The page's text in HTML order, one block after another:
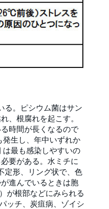
る。ピシウム菌はサン
、根腐れを起こす。
時間が長くなるので
生し、年中いずれか
最も感染しやすいの
要がある。水ミチに
定形、リング状で、色
進んでいるときは胞
が根部などにみられる
ッチ、炭疽病、ゾイシ